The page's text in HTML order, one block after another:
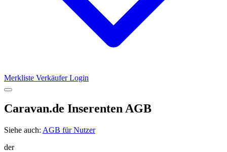
Merkliste Verkäufer Login
Caravan.de Inserenten AGB
Siehe auch: AGB für Nutzer
der